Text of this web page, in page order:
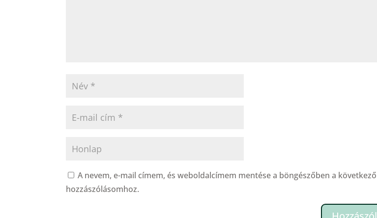
A nevem, e-mail címem, és weboldalcímem mentése a böngészőben a következő
hozzászólásomhoz.